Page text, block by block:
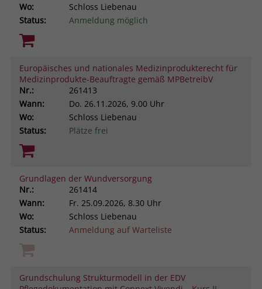
Wo:
Schloss Liebenau
Status:
Anmeldung möglich
Europäisches und nationales Medizinprodukterecht für
Medizinprodukte-Beauftragte gemäß MPBetreibV
Nr.:
261413
Wann:
Do. 26.11.2026, 9.00 Uhr
Wo:
Schloss Liebenau
Status:
Plätze frei
Grundlagen der Wundversorgung
Nr.:
261414
Wann:
Fr. 25.09.2026, 8.30 Uhr
Wo:
Schloss Liebenau
Status:
Anmeldung auf Warteliste
Grundschulung Strukturmodell in der EDV